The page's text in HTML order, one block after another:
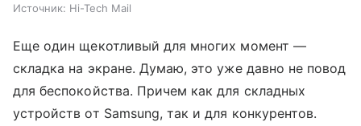
Источник: Hi-Tech Mail
Еще один щекотливый для многих момент —
складка на экране. Думаю, это уже давно не повод
для беспокойства. Причем как для складных
устройств от Samsung, так и для конкурентов.